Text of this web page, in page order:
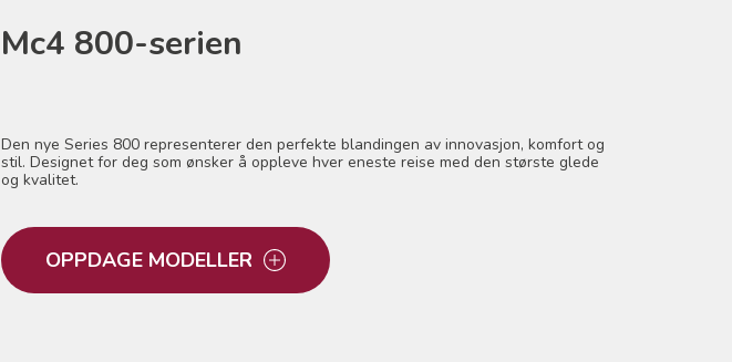
Mc4 800-serien
Den nye Series 800 representerer den perfekte blandingen av innovasjon, komfort og
stil. Designet for deg som ønsker å oppleve hver eneste reise med den største glede
og kvalitet.
OPPDAGE MODELLER